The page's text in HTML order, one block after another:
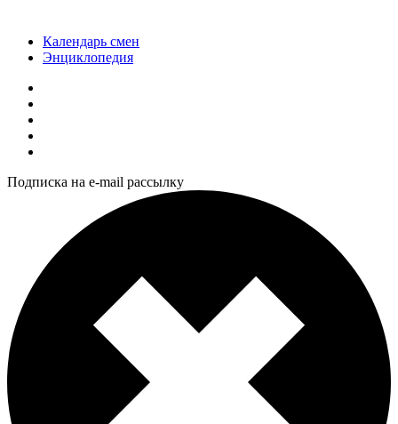
Календарь смен
Энциклопедия
Подписка на e-mail рассылку